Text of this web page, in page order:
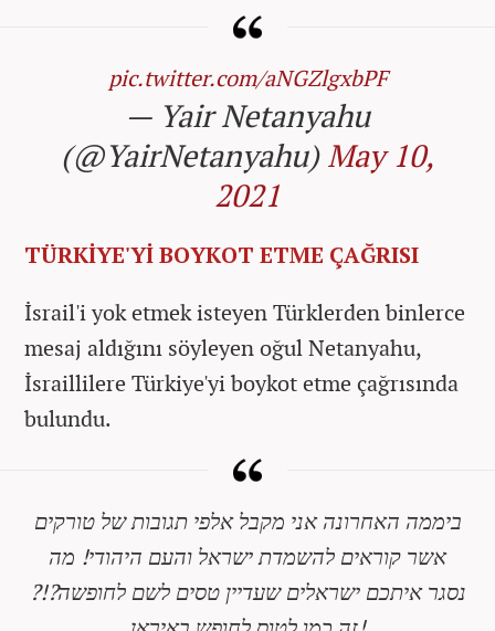
pic.twitter.com/aNGZlgxbPF
— Yair Netanyahu
(@YairNetanyahu)May 10,
2021
TÜRKİYE'Yİ BOYKOT ETME ÇAĞRISI
İsrail'i yok etmek isteyen Türklerden binlerce
mesaj aldığını söyleyen oğul Netanyahu,
İsraillilere Türkiye'yi boykot etme çağrısında
bulundu.
ביממה האחרונה אני מקבל אלפי תגובות של טורקים
אשר קוראים להשמדת ישראל והעם היהודי! מה
נסגר איתכם ישראלים שעדיין טסים לשם לחופשה?!?